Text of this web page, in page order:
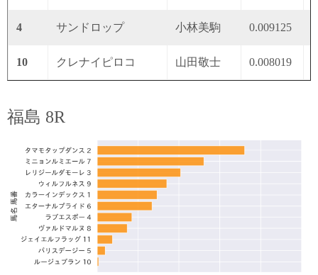
4 サンドロップ 小林美駒 0.009125
10 クレナイピロコ 山田敬士 0.008019
福島 8R